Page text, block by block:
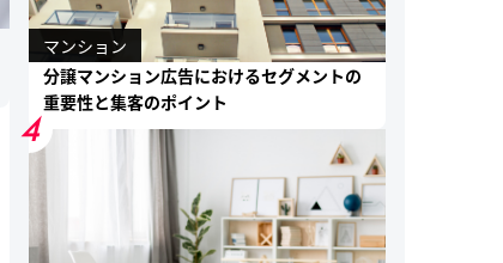
マンション
分譲マンション広告におけるセグメントの
重要性と集客のポイント
4